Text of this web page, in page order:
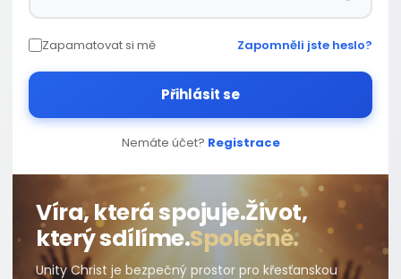
Zapamatovat si mě Zapomněli jste heslo?
Přihlásit se
Nemáte účet? Registrace
Víra, která spojuje.Život,
který sdílíme.Společně.
Unity Christ je bezpečný prostor pro křesťanskou